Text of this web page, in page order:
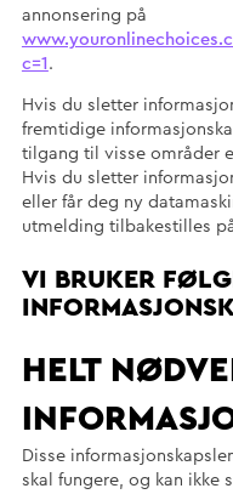
annonsering på
c=1 .
Hvis du sletter
fremtidige
tilgang til visse områder
Hvis du sletter
eller får deg ny
utmelding tilbakestilles
VI BRUKER
HELT
Disse
skal fungere, og kan ikke